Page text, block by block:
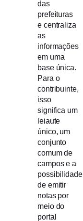
das
prefeituras
e centraliza
as
informações
em uma
base única.
Para o
contribuinte,
isso
significa um
leiaute
único, um
conjunto
comum de
campos e a
possibilidade
de emitir
notas por
meio do
portal